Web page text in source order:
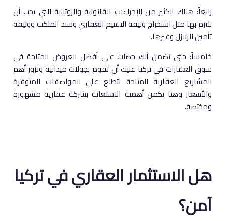
رابعاً: هناك الكثير من الإجراءات القانونية والروتينية التي يجب أن
تلتزم بها مثل استخراج وثيقة التقييم العقاري وسند الملكية ووثيقة
تأمين الزلازل وغيرها.
خامساً: حتى تضمن أنك حصلت على أفضل العروض المتاحة في
سوق العقارات في تركيا عليك أن تقوم بجولات ميدانية وتزور أهم
المشاريع العقارية المتاحة لتطلع على المواصفات المتوفرة
والأسعار وهنا تكمن أهمية الاستعانة بشركة عقارية مشهورة
ومختصة.
هل الاستثمار العقاري في تركيا
آمن؟